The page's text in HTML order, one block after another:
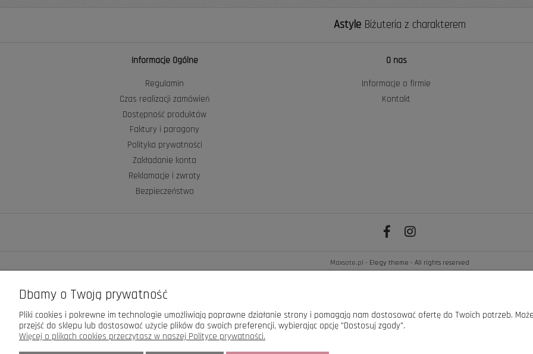
Astyle Biżuteria z charakterem
Informacje Ogólne
Regulamin
Czas realizacji zamówień
Dostępność produktów
Faktury i paragony
Polityka prywatności
Zakładanie konta
Reklamacje i zwroty
Bezpieczeństwo
O nas
Informacje o firmie
Kontakt
Maxsote.pl - Elegy theme - All rights reserved
Dbamy o Twoją prywatność
Pliki cookies i pokrewne im technologie umożliwiają poprawne działanie strony i pomagają nam dostosować ofertę do Twoich potrzeb.
przejść do sklepu lub dostosować użycie plików do swoich preferencji, wybierając opcję "Dostosuj zgody".
Więcej o plikach cookies przeczytasz w naszej Polityce prywatności.